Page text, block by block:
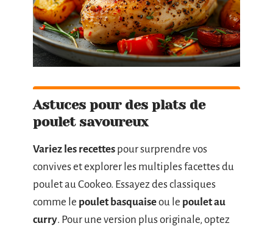
Astuces pour des plats de
poulet savoureux
Variez les recettes pour surprendre vos
convives et explorer les multiples facettes du
poulet au Cookeo. Essayez des classiques
comme le poulet basquaiseou le poulet au
curry. Pour une version plus originale, optez